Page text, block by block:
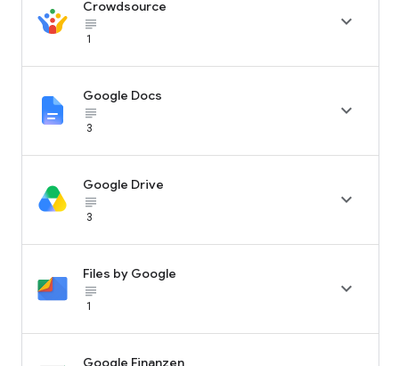
Crowdsource
subject_black
1

Google Docs
subject_black
3

Google Drive
subject_black
3

Files by Google
subject_black
1

Google Finanzen